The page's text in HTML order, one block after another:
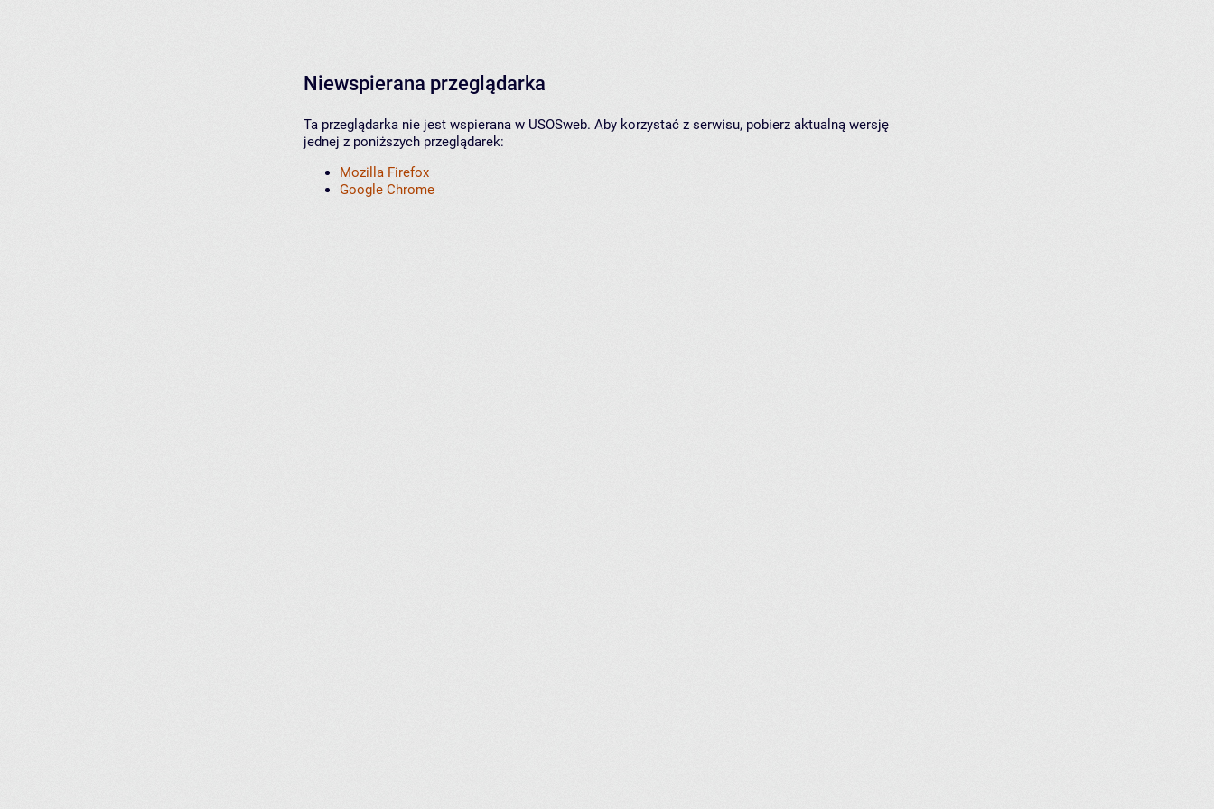
Niewspierana przeglądarka
Ta przeglądarka nie jest wspierana w USOSweb. Aby korzystać z serwisu, pobierz aktualną wersję
jednej z poniższych przeglądarek:
Mozilla Firefox
Google Chrome